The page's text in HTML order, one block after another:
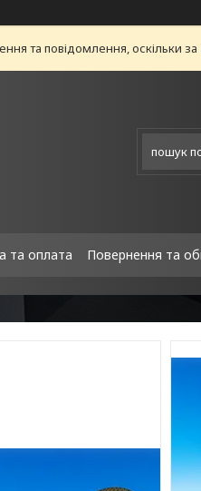
та повідомлення, оскільки
та оплата Повернення та